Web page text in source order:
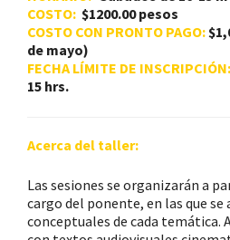
COSTO: $1200.00 pesos
COSTO CON PRONTO PAGO:
de mayo)
FECHA LÍMITE DE INSCRIPCIÓN:
15 hrs.
Acerca del taller:
Las sesiones se organizarán a
cargo del ponente, en las que se
conceptuales de cada temática.